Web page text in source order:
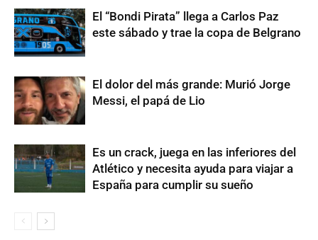
El “Bondi Pirata” llega a Carlos Paz
este sábado y trae la copa de Belgrano
El dolor del más grande: Murió Jorge
Messi, el papá de Lio
Es un crack, juega en las inferiores del
Atlético y necesita ayuda para viajar a
España para cumplir su sueño